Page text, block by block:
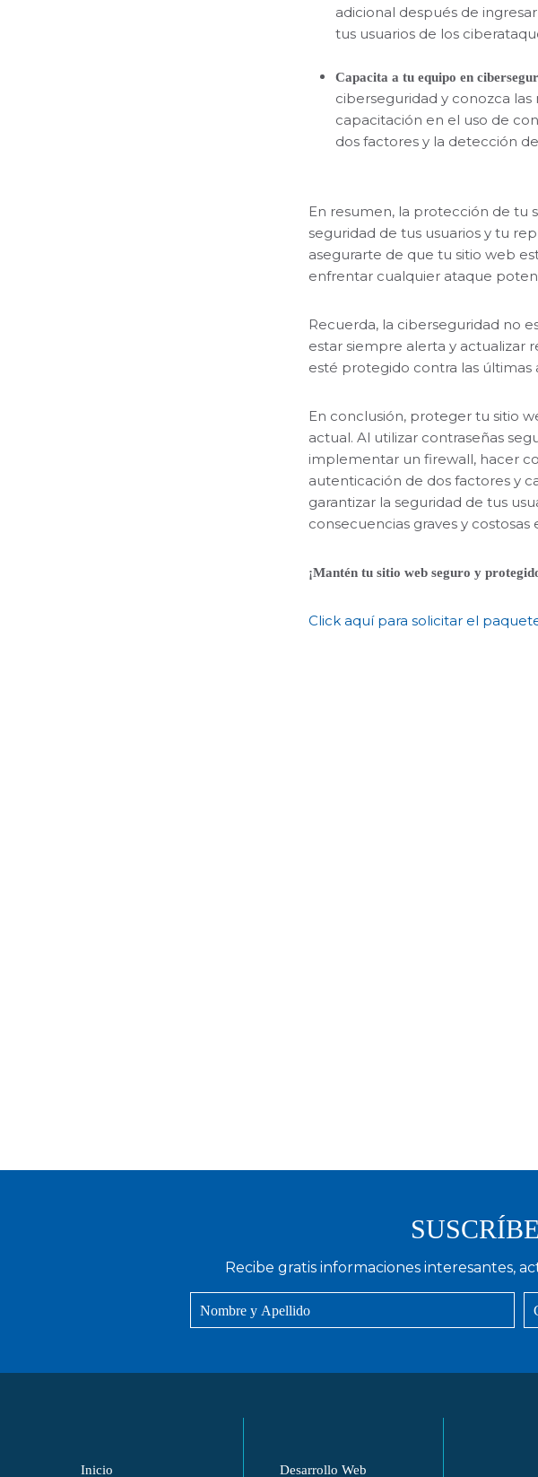
adicional después de
tus usuarios de los
Capacita a tu equipo en
ciberseguridad y conozca
capacitación en el uso de
dos factores y la detección
En resumen, la protección de tu
seguridad de tus usuarios y tu
asegurarte de que tu sitio web
enfrentar cualquier ataque
Recuerda, la ciberseguridad no
estar siempre alerta y actualizar
esté protegido contra las últimas
En conclusión, proteger tu sitio
actual. Al utilizar contraseñas
implementar un firewall, hacer
autenticación de dos factores y
garantizar la seguridad de tus
consecuencias graves y costosas
¡Mantén tu sitio web seguro y
Click aquí para solicitar el
Recibe gratis informaciones interesantes,
Inicio
Desarrollo Web